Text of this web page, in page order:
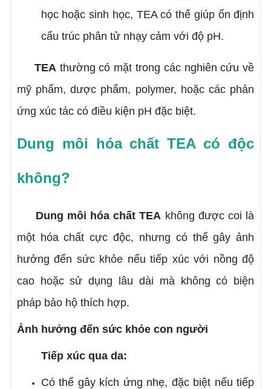
học hoặc sinh học, TEA có thể giúp ổn định
cấu trúc phân tử nhạy cảm với độ pH.
TEA thường có mặt trong các nghiên cứu về
mỹ phẩm, dược phẩm, polymer, hoặc các phản
ứng xúc tác có điều kiện pH đặc biệt.
Dung môi hóa chất TEA có độc
không?
Dung môi hóa chất TEA không được coi là
một hóa chất cực độc, nhưng có thể gây ảnh
hưởng đến sức khỏe nếu tiếp xúc với nồng độ
cao hoặc sử dụng lâu dài mà không có biện
pháp bảo hộ thích hợp.
Ảnh hưởng đến sức khỏe con người
Tiếp xúc qua da:
Có thể gây kích ứng nhẹ, đặc biệt nếu tiếp